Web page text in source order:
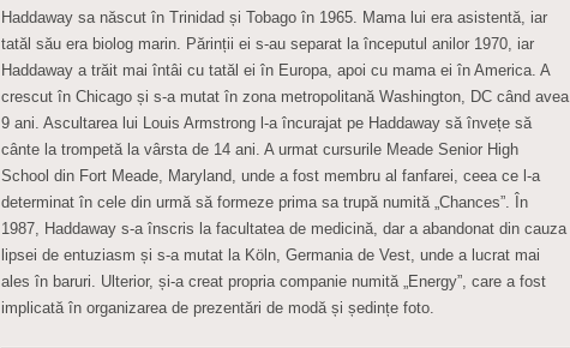
Haddaway sa născut în Trinidad și Tobago în 1965. Mama lui era asistentă, iar
tatăl său era biolog marin. Părinții ei s-au separat la începutul anilor 1970, iar
Haddaway a trăit mai întâi cu tatăl ei în Europa, apoi cu mama ei în America. A
crescut în Chicago și s-a mutat în zona metropolitană Washington, DC când avea
9 ani. Ascultarea lui Louis Armstrong l-a încurajat pe Haddaway să învețe să
cânte la trompetă la vârsta de 14 ani. A urmat cursurile Meade Senior High
School din Fort Meade, Maryland, unde a fost membru al fanfarei, ceea ce l-a
determinat în cele din urmă să formeze prima sa trupă numită „Chances”. În
1987, Haddaway s-a înscris la facultatea de medicină, dar a abandonat din cauza
lipsei de entuziasm și s-a mutat la Köln, Germania de Vest, unde a lucrat mai
ales în baruri. Ulterior, și-a creat propria companie numită „Energy”, care a fost
implicată în organizarea de prezentări de modă și ședințe foto.